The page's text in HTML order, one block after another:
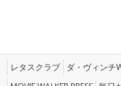
レタスクラブ ダ・ヴィンチ